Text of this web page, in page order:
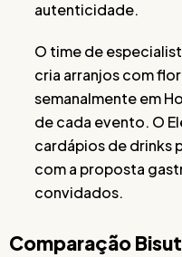
autenticidade.
O time de
cria arranjos com
semanalmente em
de cada evento. O
cardápios de drinks
com a proposta
convidados.
Comparação